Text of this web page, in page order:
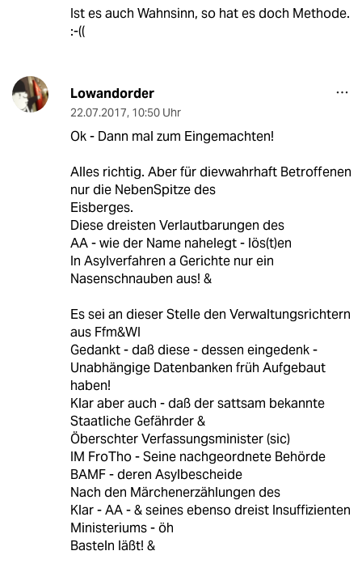
Ist es auch Wahnsinn, so hat es doch Methode.
:-((
Lowandorder
22.07.2017, 10:50 Uhr
Ok - Dann mal zum Eingemachten!
Alles richtig. Aber für dievwahrhaft Betroffenen
nur die NebenSpitze des
Eisberges.
Diese dreisten Verlautbarungen des
AA - wie der Name nahelegt - lös(t)en
In Asylverfahren a Gerichte nur ein
Nasenschnauben aus! &
Es sei an dieser Stelle den Verwaltungsrichtern
aus Ffm&WI
Gedankt - daß diese - dessen eingedenk -
Unabhängige Datenbanken früh Aufgebaut
haben!
Klar aber auch - daß der sattsam bekannte
Staatliche Gefährder &
Öberschter Verfassungsminister (sic)
IM FroTho - Seine nachgeordnete Behörde
BAMF - deren Asylbescheide
Nach den Märchenerzählungen des
Klar - AA - & seines ebenso dreist Insuffizienten
Ministeriums - öh
Basteln läßt! &